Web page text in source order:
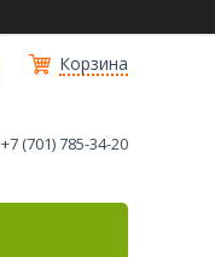
Корзина
+7 (701) 785-34-20